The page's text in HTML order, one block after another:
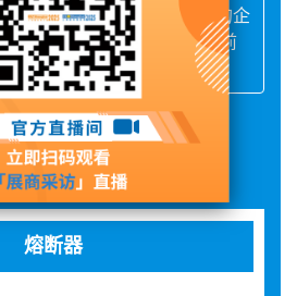
定"以优良产品创创新品牌"的企
项软硬件设施，为企业的向前
品详情
熔断器